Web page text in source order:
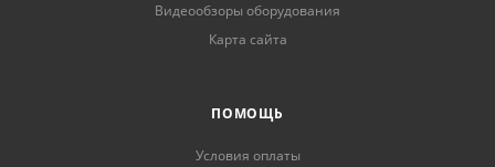
Видеообзоры оборудования
Карта сайта
ПОМОЩЬ
Условия оплаты